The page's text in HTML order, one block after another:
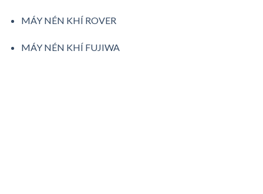
MÁY NÉN KHÍ ROVER
MÁY NÉN KHÍ FUJIWA